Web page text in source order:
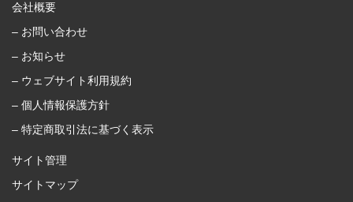
会社概要
– お問い合わせ
– お知らせ
– ウェブサイト利用規約
– 個人情報保護方針
– 特定商取引法に基づく表示
サイト管理
サイトマップ